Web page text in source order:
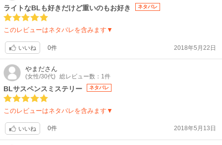
ライトなBLも好きだけど重いのもお好き ネタバレ
このレビューはネタバレを含みます▼
いいね 0件 2018年5月22日
やまださん
(女性/30代) 総レビュー数：1件
BLサスペンスミステリー ネタバレ
このレビューはネタバレを含みます▼
いいね 0件 2018年5月13日